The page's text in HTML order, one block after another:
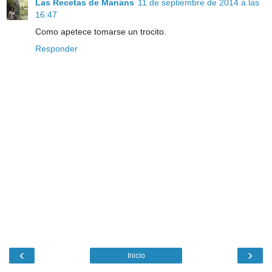
Las Recetas de Manans 11 de septiembre de 2014 a las
16:47
Como apetece tomarse un trocito.
Responder
‹ ›
Inicio